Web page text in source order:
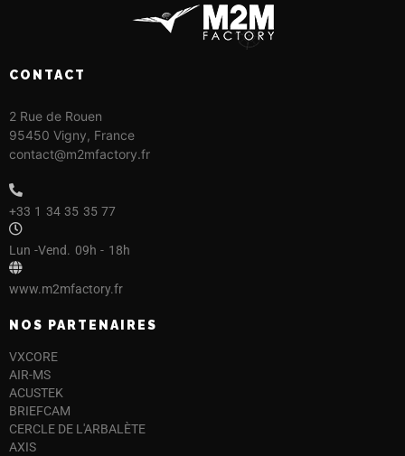
CONTACT
2 Rue de Rouen
95450 Vigny, France
contact@m2mfactory.fr
+33 1 34 35 35 77
Lun -Vend. 09h - 18h
www.m2mfactory.fr
NOS PARTENAIRES
VXCORE
AIR-MS
ACUSTEK
BRIEFCAM
CERCLE DE L'ARBALÈTE
AXIS